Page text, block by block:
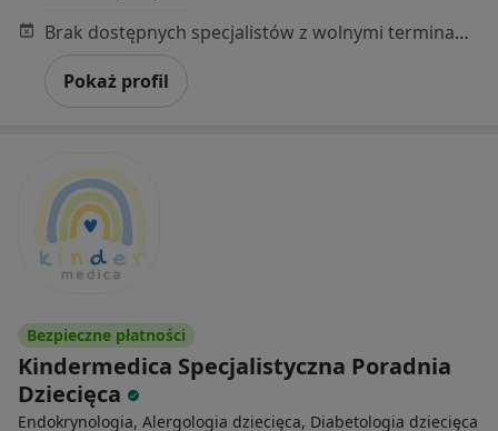
Brak dostępnych specjalistów z wolnymi terminami w tym centrum medycznym.
Pokaż profil
Bezpieczne płatności
Kindermedica Specjalistyczna Poradnia
Dziecięca
Endokrynologia, Alergologia dziecięca, Diabetologia dziecięca